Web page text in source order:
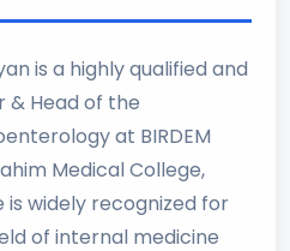
is a highly qualified and
& Head of the
at BIRDEM
Medical College,
is widely recognized for
of internal medicine